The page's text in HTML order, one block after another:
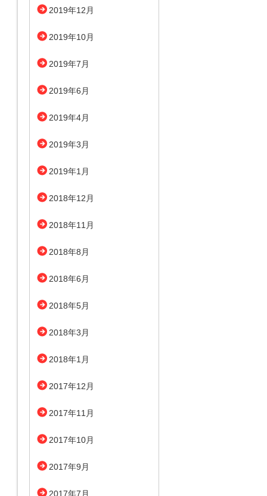
2019年12月
2019年10月
2019年7月
2019年6月
2019年4月
2019年3月
2019年1月
2018年12月
2018年11月
2018年8月
2018年6月
2018年5月
2018年3月
2018年1月
2017年12月
2017年11月
2017年10月
2017年9月
2017年7月